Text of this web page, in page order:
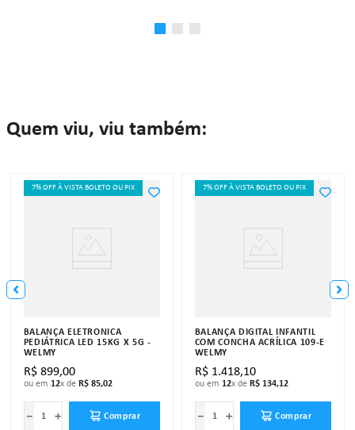
Quem viu, viu também:
7% OFF À VISTA BOLETO OU PIX
BALANÇA ELETRÔNICA
PEDIÁTRICA LED 15KG X 5G -
WELMY
R$ 899,00
ou em 12x de R$ 85,02
＋
－ Comprar
7% OFF À VISTA BOLETO OU PIX
BALANÇA DIGITAL INFANTIL
COM CONCHA ACRÍLICA 109-E
WELMY
R$ 1.418,10
ou em 12x de R$ 134,12
＋
－ Comprar